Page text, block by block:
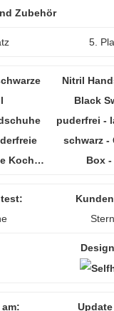
Zubehör
5.
Koch…
Nitril
Black
puderfrei -
schwarz -
Box
Update